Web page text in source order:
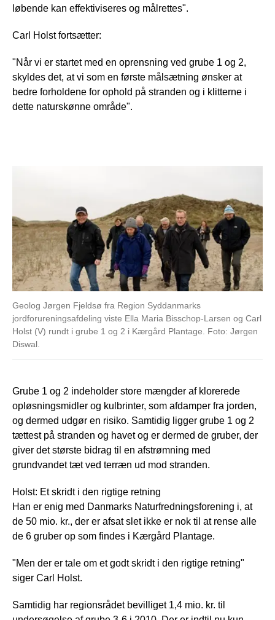
løbende kan effektiviseres og målrettes".
Carl Holst fortsætter:
"Når vi er startet med en oprensning ved grube 1 og 2,
skyldes det, at vi som en første målsætning ønsker at
bedre forholdene for ophold på stranden og i klitterne i
dette naturskønne område".
Geolog Jørgen Fjeldsø fra Region Syddanmarks
jordforureningsafdeling viste Ella Maria Bisschop-Larsen og Carl
Holst (V) rundt i grube 1 og 2 i Kærgård Plantage. Foto: Jørgen
Diswal.
Grube 1 og 2 indeholder store mængder af klorerede
opløsningsmidler og kulbrinter, som afdamper fra jorden,
og dermed udgør en risiko. Samtidig ligger grube 1 og 2
tættest på stranden og havet og er dermed de gruber, der
giver det største bidrag til en afstrømning med
grundvandet tæt ved terræn ud mod stranden.
Holst: Et skridt i den rigtige retning
Han er enig med Danmarks Naturfredningsforening i, at
de 50 mio. kr., der er afsat slet ikke er nok til at rense alle
de 6 gruber op som findes i Kærgård Plantage.
"Men der er tale om et godt skridt i den rigtige retning"
siger Carl Holst.
Samtidig har regionsrådet bevilliget 1,4 mio. kr. til